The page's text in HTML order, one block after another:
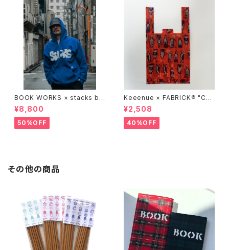
BOOK WORKS × stacks bo
okstore "Jimbocho Beat Li
brary zip up hood"
¥8,800
50%OFF
Keeenue × FABRICK®︎ "CO
MPACT SHOPPING BAG" st
acks Exclusive model
¥2,508
40%OFF
その他の商品